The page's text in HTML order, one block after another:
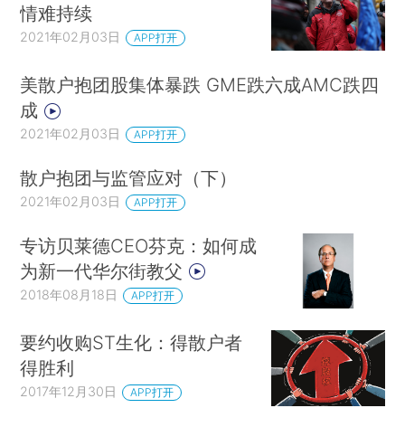
情难持续
2021年02月03日 APP打开
美散户抱团股集体暴跌 GME跌六成AMC跌四
成
2021年02月03日 APP打开
散户抱团与监管应对（下）
2021年02月03日 APP打开
专访贝莱德CEO芬克：如何成
为新一代华尔街教父
2018年08月18日 APP打开
要约收购ST生化：得散户者
得胜利
2017年12月30日 APP打开